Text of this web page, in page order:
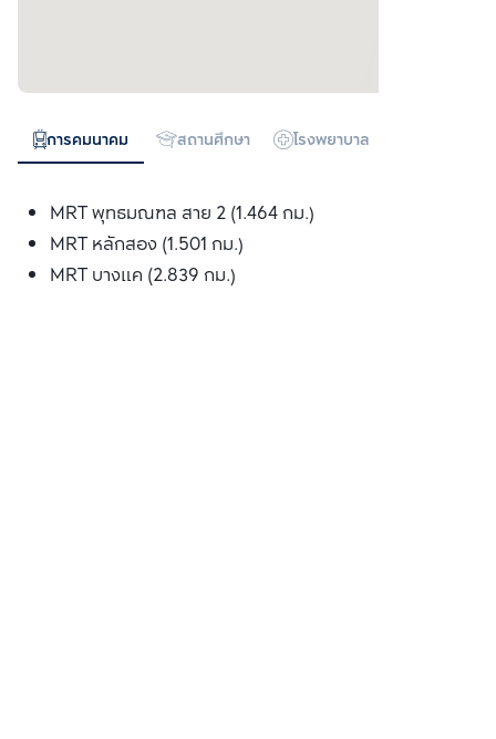
การคมนาคม สถานศึกษา โรงพยาบาล
MRT พุทธมณฑล สาย 2 (1.464 กม.)
MRT หลักสอง (1.501 กม.)
MRT บางแค (2.839 กม.)